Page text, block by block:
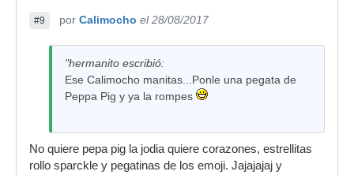
#9 por Calimocho el 28/08/2017
"hermanito escribió:
Ese Calimocho manitas...Ponle una pegata de
Peppa Pig y ya la rompes
No quiere pepa pig la jodia quiere corazones, estrellitas
rollo sparckle y pegatinas de los emoji. Jajajajaj y